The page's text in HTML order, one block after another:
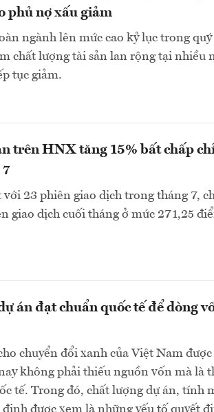
phủ nợ xấu giảm
ngành lên mức cao kỷ lục trong
chất lượng tài sản lan rộng tại nhiều
tục giảm.
trên HNX tăng 15% bất chấp
7
23 phiên giao dịch trong tháng 7,
giao dịch cuối tháng ở mức 271,25
án đạt chuẩn quốc tế để dòng
chuyển đổi xanh của Việt Nam
không phải thiếu nguồn vốn mà là
tế. Trong đó, chất lượng dự án, tính
định được xem là những yếu tố quyết